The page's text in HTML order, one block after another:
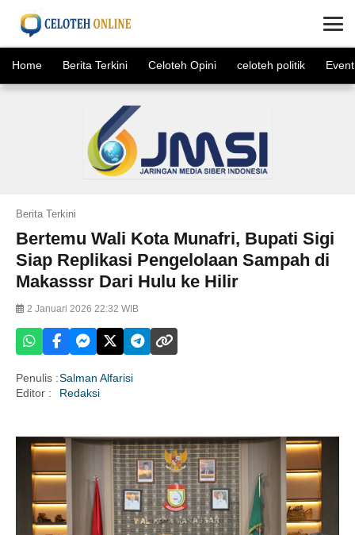
Home Berita Terkini Celoteh Opini celoteh politik Event
Berita Terkini
Bertemu Wali Kota Munafri, Bupati Sigi
Siap Replikasi Pengelolaan Sampah di
Makasssr Dari Hulu ke Hilir
2 Januari 2026 22:32 WIB
Penulis :Salman Alfarisi
Editor :
Redaksi